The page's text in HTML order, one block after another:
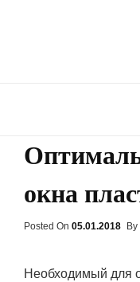
opt-
окна
Posted On Posted
05.01.2018 By
Необходимый для